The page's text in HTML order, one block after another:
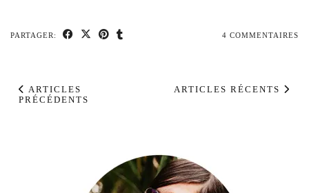
PARTAGER: 4 COMMENTAIRES
ARTICLES
PRÉCÉDENTS
ARTICLES RÉCENTS